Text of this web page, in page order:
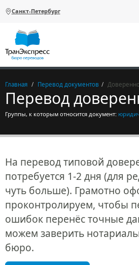
Санкт-Петербург
Главная Перевод документов
Перевод
Группы, к которым относится документ:
На перевод типовой
потребуется 1-2 дня (для
чуть больше). Грамотно
проконтролируем, чтобы
ошибок перенёс точные
можем заверить
бюро.